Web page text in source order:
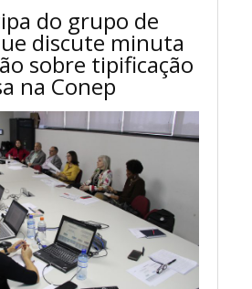
do grupo de
discute minuta
sobre tipificação
na Conep